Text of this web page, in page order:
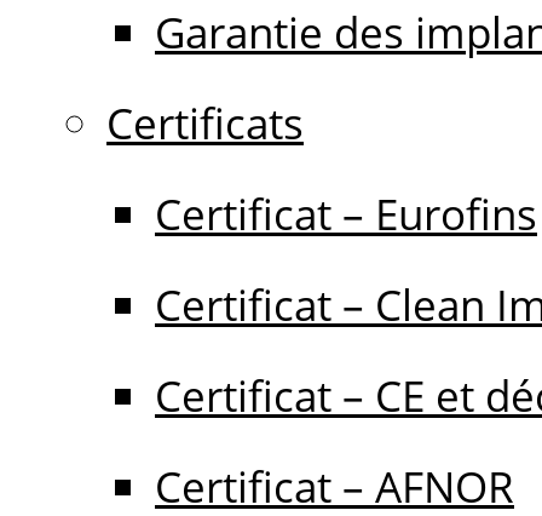
Garantie des
Certificats
Certificat – Eurofins
Certificat – Clean
Certificat – CE et
Certificat – AFNOR